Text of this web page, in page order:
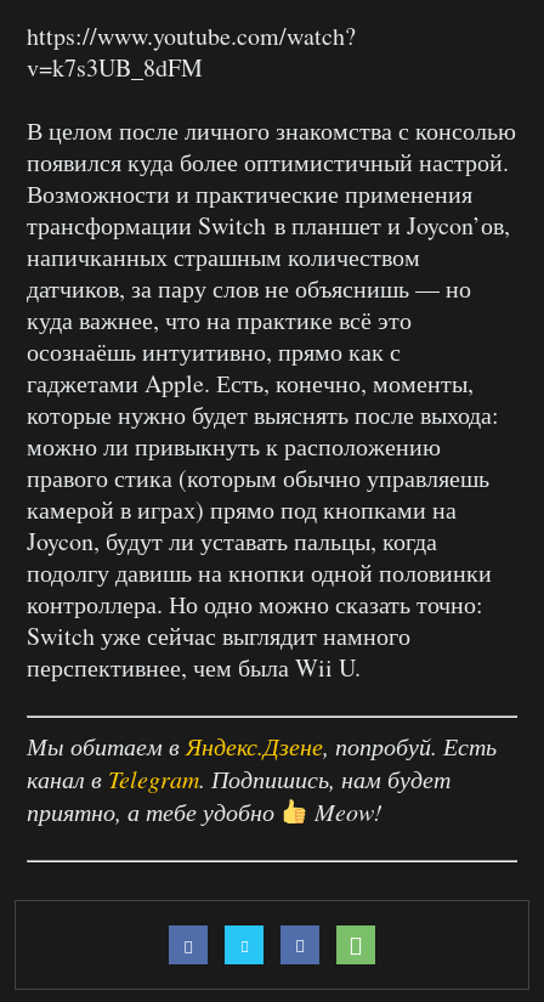
https://www.youtube.com/watch?
v=k7s3UB_8dFM
В целом после личного знакомства с консолью
появился куда более оптимистичный настрой.
Возможности и практические применения
трансформации Switch в планшет и Joycon’ов,
напичканных страшным количеством
датчиков, за пару слов не объяснишь — но
куда важнее, что на практике всё это
осознаёшь интуитивно, прямо как с
гаджетами Apple. Есть, конечно, моменты,
которые нужно будет выяснять после выхода:
можно ли привыкнуть к расположению
правого стика (которым обычно управляешь
камерой в играх) прямо под кнопками на
Joycon, будут ли уставать пальцы, когда
подолгу давишь на кнопки одной половинки
контроллера. Но одно можно сказать точно:
Switch уже сейчас выглядит намного
перспективнее, чем была Wii U.
Мы обитаем в Яндекс.Дзене, попробуй. Есть
канал в Telegram. Подпишись, нам будет
приятно, а тебе удобно
Meow!